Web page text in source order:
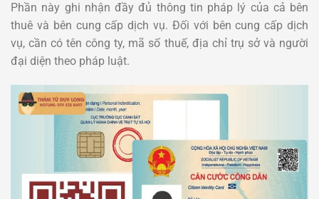
Phần này ghi nhận đầy đủ thông tin pháp lý của cả bên
thuê và bên cung cấp dịch vụ. Đối với bên cung cấp dịch
vụ, cần có tên công ty, mã số thuế, địa chỉ trụ sở và người
đại diện theo pháp luật.